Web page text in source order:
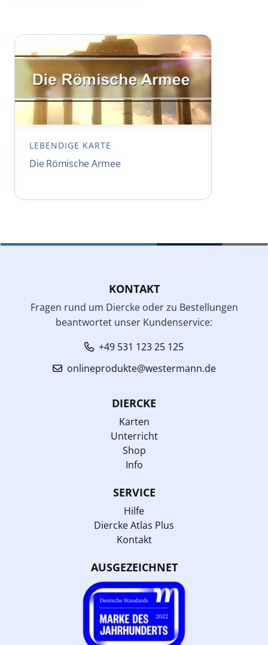
LEBENDIGE KARTE
Die Römische Armee
KONTAKT
Fragen rund um Diercke oder zu Bestellungen
beantwortet unser Kundenservice:
+49 531 123 25 125
onlineprodukte@westermann.de
DIERCKE
Karten
Unterricht
Shop
Info
SERVICE
Hilfe
Diercke Atlas Plus
Kontakt
AUSGEZEICHNET